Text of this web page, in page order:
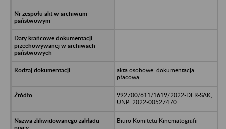
akta osobowe, dokumentacja
płacowa
992700/611/1619/2022-DER-SAK,
UNP: 2022-00527470
Biuro Komitetu Kinematografii